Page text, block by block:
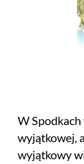
W Spodkach
wyjątkowej,
wyjątkowy